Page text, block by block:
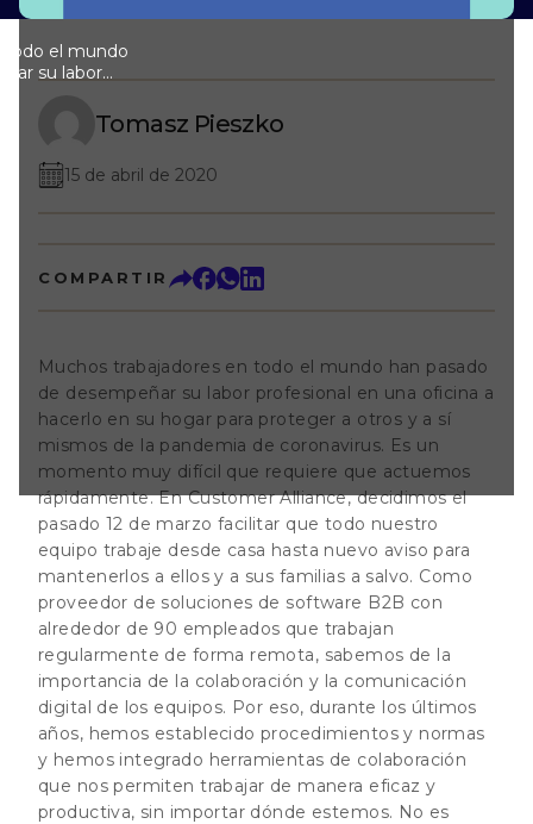
todo el mundo
su labor
y a sí mismos
Es un
requiere que
Customer
soluciones de
y la
equipos. Por
hemos
y normas y
de
trabajar
sin
No es pues una
haya podido
Tomasz Pieszko
15 de abril de 2020
COMPARTIR
Muchos trabajadores en todo el mundo han pasado
de desempeñar su labor profesional en una oficina a
hacerlo en su hogar para proteger a otros y a sí
mismos de la pandemia de coronavirus. Es un
momento muy difícil que requiere que actuemos
rápidamente. En Customer Alliance, decidimos el
pasado 12 de marzo facilitar que todo nuestro
equipo trabaje desde casa hasta nuevo aviso para
mantenerlos a ellos y a sus familias a salvo. Como
proveedor de soluciones de software B2B con
alrededor de 90 empleados que trabajan
regularmente de forma remota, sabemos de la
importancia de la colaboración y la comunicación
digital de los equipos. Por eso, durante los últimos
años, hemos establecido procedimientos y normas
y hemos integrado herramientas de colaboración
que nos permiten trabajar de manera eficaz y
productiva, sin importar dónde estemos. No es